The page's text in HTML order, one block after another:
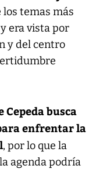
los temas más
era vista por
y del centro
Cepeda busca
enfrentar la
, por lo que la
agenda podría